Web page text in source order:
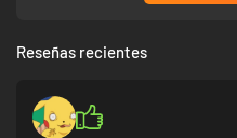
al último, lo que asegura una
Modo escaramuza.
Crea campos
jugadores en línea para competir
Reseñas recientes